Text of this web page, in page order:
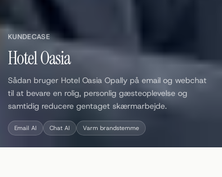
KUNDECASE
Hotel Oasia
Sådan bruger Hotel Oasia Opally på email og webchat
til at bevare en rolig, personlig gæsteoplevelse og
samtidig reducere gentaget skærmarbejde.
Email AI Chat AI Varm brandstemme